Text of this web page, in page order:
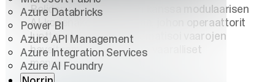
Azure Databricks
Power BI
Azure API Management
Azure Integration Services
Azure AI Foundry
Boliden rakensi Norrinin kanssa modulaarisen
AI-konenäköjärjestelmän, johon operaattorit
luottavat. Ratkaisu automatisoi vaarojen
havaitsemisen ja poistaa vaaralliset
manuaaliset työvaiheet.